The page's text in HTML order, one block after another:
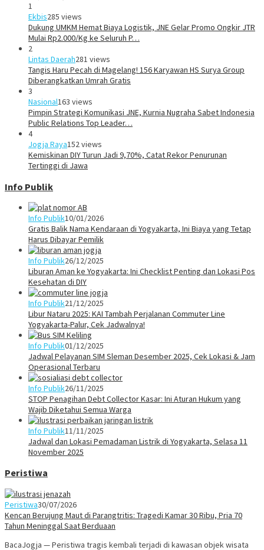
1
Ekbis285 views
Dukung UMKM Hemat Biaya Logistik, JNE Gelar Promo Ongkir JTR
Mulai Rp2.000/Kg ke Seluruh P…
2
Lintas Daerah281 views
Tangis Haru Pecah di Magelang! 156 Karyawan HS Surya Group
Diberangkatkan Umrah Gratis
3
Nasional163 views
Pimpin Strategi Komunikasi JNE, Kurnia Nugraha Sabet Indonesia
Public Relations Top Leader…
4
Jogja Raya152 views
Kemiskinan DIY Turun Jadi 9,70%, Catat Rekor Penurunan
Tertinggi di Jawa
Info Publik
Info Publik10/01/2026
Gratis Balik Nama Kendaraan di Yogyakarta, Ini Biaya yang Tetap
Harus Dibayar Pemilik
Info Publik26/12/2025
Liburan Aman ke Yogyakarta: Ini Checklist Penting dan Lokasi Pos
Kesehatan di DIY
Info Publik21/12/2025
Libur Nataru 2025: KAI Tambah Perjalanan Commuter Line
Yogyakarta-Palur, Cek Jadwalnya!
Info Publik01/12/2025
Jadwal Pelayanan SIM Sleman Desember 2025, Cek Lokasi & Jam
Operasional Terbaru
Info Publik26/11/2025
STOP Penagihan Debt Collector Kasar: Ini Aturan Hukum yang
Wajib Diketahui Semua Warga
Info Publik11/11/2025
Jadwal dan Lokasi Pemadaman Listrik di Yogyakarta, Selasa 11
November 2025
Peristiwa
Peristiwa30/07/2026
Kencan Berujung Maut di Parangtritis: Tragedi Kamar 30 Ribu, Pria 70
Tahun Meninggal Saat Berduaan
BacaJogja — Peristiwa tragis kembali terjadi di kawasan objek wisata